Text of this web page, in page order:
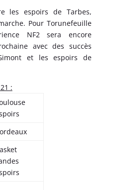
les espoirs de Tarbes,
Pour Torunefeuille
NF2 sera encore
avec des succès
et les espoirs de
: